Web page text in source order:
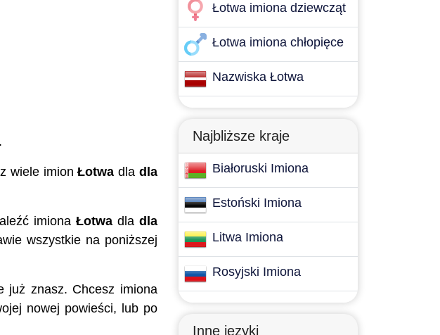
wiele imionŁotwa dladla
imionaŁotwa dladla
wszystkie na poniższej
już znasz. Chcesz imiona
nowej powieści, lub po
Łotwa imiona dziewcząt
Łotwa imiona chłopięce
Nazwiska Łotwa
Najbliższe kraje
Białoruski Imiona
Estoński Imiona
Litwa Imiona
Rosyjski Imiona
Inne języki